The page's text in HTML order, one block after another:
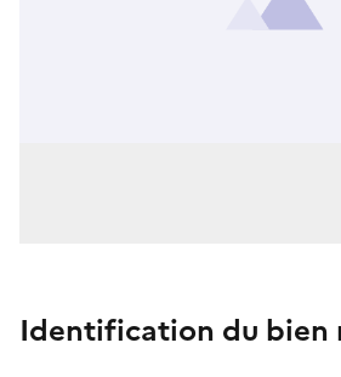
Identification du bien